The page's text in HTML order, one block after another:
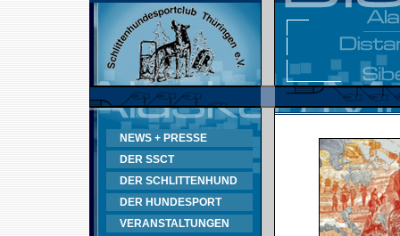
NEWS + PRESSE
DER SSCT
DER SCHLITTENHUND
DER HUNDESPORT
VERANSTALTUNGEN